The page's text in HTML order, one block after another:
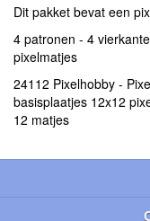
Dit pakket bevat een
4 patronen - 4
pixelmatjes
24112 Pixelhobby -
basisplaatjes 12x12
12 matjes